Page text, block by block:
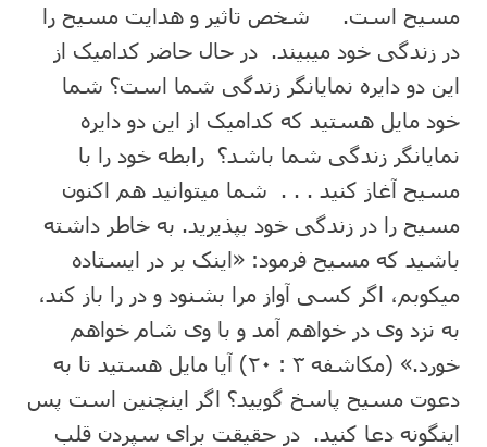
مسیح است. شخص تاثیر و هدایت مسیح را
در زندگی خود میبیند. در حال حاضر کدامیک از
این دو دایره نمایانگر زندگی شما است؟ شما
خود مایل هستید که کدامیک از این دو دایره
نمایانگر زندگی شما باشد؟ رابطه خود را با
مسیح آغاز کنید . . . شما میتوانید هم اکنون
مسیح را در زندگی خود بپذیرید. به خاطر داشته
باشید که مسیح فرمود: «اینک بر در ایستاده
میکوبم، اگر کسی آواز مرا بشنود و در را باز کند،
به نزد وی در خواهم آمد و با وی شام خواهم
خورد.» (مکاشفه ۳ : ۲۰) آیا مایل هستید تا به
دعوت مسیح پاسخ گویید؟ اگر اینچنین است پس
اینگونه دعا کنید. در حقیقت برای سپردن قلب